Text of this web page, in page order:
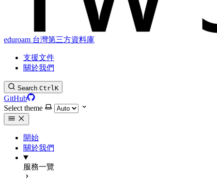
eduroam 台灣第三方資料庫
支援文件
關於我們
Search CtrlK
GitHub
Select theme
開始
關於我們
服務一覽